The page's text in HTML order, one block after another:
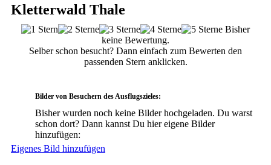
Kletterwald Thale
Bisher
keine Bewertung.
Selber schon besucht? Dann einfach zum Bewerten den
passenden Stern anklicken.
Bilder von Besuchern des Ausflugszieles:
Bisher wurden noch keine Bilder hochgeladen. Du warst
schon dort? Dann kannst Du hier eigene Bilder
hinzufügen:
Eigenes Bild hinzufügen